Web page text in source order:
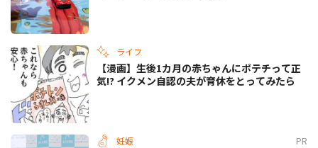
ライフ
【漫画】生後1カ月の赤ちゃんにポテチって正
気!? イクメン自認の夫が育休をとってみたら
妊娠 PR